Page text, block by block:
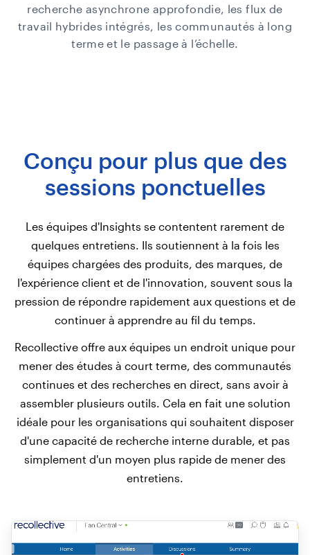
recherche asynchrone approfondie, les flux de
travail hybrides intégrés, les communautés à long
terme et le passage à l’échelle.
Conçu pour plus que des
sessions ponctuelles
Les équipes d'Insights se contentent rarement de
quelques entretiens. Ils soutiennent à la fois les
équipes chargées des produits, des marques, de
l'expérience client et de l'innovation, souvent sous la
pression de répondre rapidement aux questions et de
continuer à apprendre au fil du temps.
Recollective offre aux équipes un endroit unique pour
mener des études à court terme, des communautés
continues et des recherches en direct, sans avoir à
assembler plusieurs outils. Cela en fait une solution
idéale pour les organisations qui souhaitent disposer
d'une capacité de recherche interne durable, et pas
simplement d'un moyen plus rapide de mener des
entretiens.